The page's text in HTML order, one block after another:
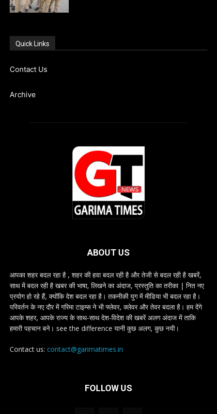
Quick Links
Contact Us
Archive
ABOUT US
आपका शहर बदल रहा है , शहर की हवा बदल रही है और तेजी से बदल रही है खबरें,
साथ में बदल रही है खबर की भाषा, लिखने का अंदाज, प्रस्तुति का तरीका | नित नए
प्रयोग हो रहे हैं, क्योंकि देश बदल रहा है। तकनीकी युग में मीडिया भी बदल रहा है।
परिवर्तन के नए दौर में गरिमा टाइम्स ने भी फ्लेवर, क्लेवर और तेवर बदला है। हम देंगे
आपके शहर, आपके राज्य के साथ-साथ देश-विदेश की खबरें अलग अंदाज में ताकि
हमारी पहचान बने। see the difference यानी कुछ अलग, कुछ नयी।
Contact us: contact@garimatimes.in
FOLLOW US